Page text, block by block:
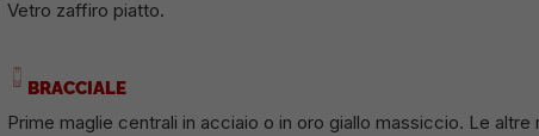
Vetro zaffiro piatto.
BRACCIALE
Prime maglie centrali in acciaio o in oro giallo massiccio. Le altre